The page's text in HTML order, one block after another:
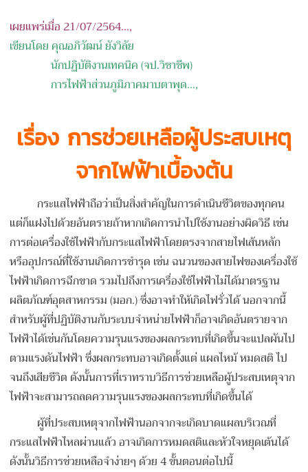
เผยแพร่เมื่อ 21/07/2564...,
เขียนโดย คุณอภิวัฒน์ ยังวิลัย
นักปฏิบัติงานเทคนิค(จป.วิชาชีพ)
การไฟฟ้าส่วนภูมิภาคมาบตาพุด...,
เรื่อง การช่วยเหลือผู้ประสบเหตุ
จากไฟฟ้าเบื้องต้น
กระแสไฟฟ้าถือว่าเป็นสิ่งสำคัญในการดำเนินชีวิตของทุกคน
แต่ก็แฝงไปด้วยอันตรายถ้าหากเกิดการนำไปใช้งานอย่างผิดวิธี เช่น
การต่อเครื่องใช้ไฟฟ้ากับกระแสไฟฟ้าโดยตรงจากสายไฟเส้นหลัก
หรืออุปกรณ์ที่ใช้งานเกิดการชำรุด เช่น ฉนวนของสายไฟของเครื่องใช้
ไฟฟ้าเกิดการฉีกขาด รวมไปถึงการเครื่องใช้ไฟฟ้าไม่ได้มาตรฐาน
ผลิตภัณฑ์อุตสาหกรรม (มอก.) ซึ่งอาจทำให้เกิดไฟรั่วได้ นอกจากนี้
สำหรับผู้ที่ปฏิบัติงานกับระบบจำหน่ายไฟฟ้าก็อาจเกิดอันตรายจาก
ไฟฟ้าได้เช่นกันโดยความรุนแรงของผลกระทบที่เกิดขึ้นจะแปลผันไป
ตามแรงดันไฟฟ้า ซึ่งผลกระทบอาจเกิดตั้งแต่ แผลไหม้ หมดสติ ไป
จนถึงเสียชีวิต ดังนั้นการที่เราทราบวิธีการช่วยเหลือผู้ประสบเหตุจาก
ไฟฟ้าจะสามารถลดความรุนแรงของผลกระทบที่เกิดขึ้นได้
ผู้ที่ประสบเหตุจากไฟฟ้านอกจากจะเกิดบาดแผลบริเวณที่
กระแสไฟฟ้าไหลผ่านแล้ว อาจเกิดการหมดสติและหัวใจหยุดเต้นได้
ดังนั้นวิธีการช่วยเหลือจำง่ายๆ ด้วย 4 ขั้นตอนต่อไปนี้